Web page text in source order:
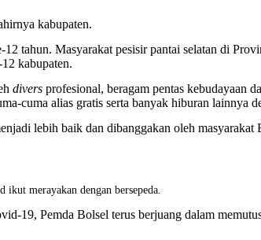
kabupaten.
tahun. Masyarakat pesisir pantai selatan di
kabupaten.
divers profesional, beragam pentas kebudayaan
cuma alias gratis serta banyak hiburan lainnya
lebih baik dan dibanggakan oleh masyarakat
merayakan dengan bersepeda.
19, Pemda Bolsel terus berjuang dalam